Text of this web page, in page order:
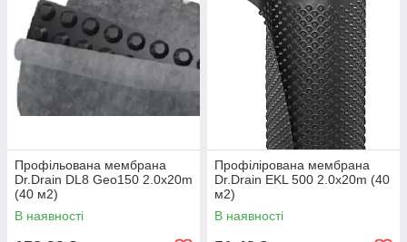
Профільована мембрана
Dr.Drain DL8 Geo150 2.0x20m
(40 м2)
В наявності
Профілірована мембрана
Dr.Drain EKL 500 2.0x20m (40
м2)
В наявності